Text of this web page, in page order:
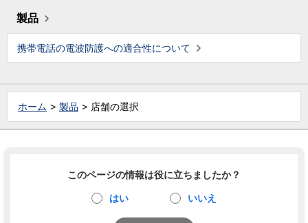
製品
携帯電話の電波防護への適合性について
ホーム 製品 店舗の選択
このページの情報は役に立ちましたか？
はい いいえ